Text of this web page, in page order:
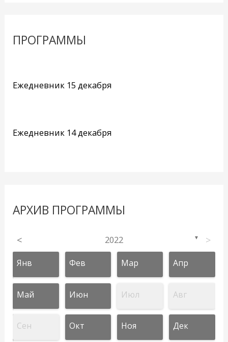
ПРОГРАММЫ
Ежедневник 15 декабря
Ежедневник 14 декабря
АРХИВ ПРОГРАММЫ
< 2022 ▼ >
Янв Фев Мар Апр
Май Июн Июл Авг
Сен Окт Ноя Дек